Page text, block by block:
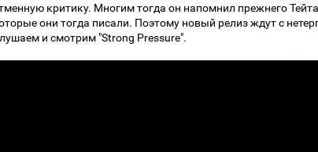
критику. Многим тогда он напомнил прежнего
они тогда писали. Поэтому новый релиз ждут с
и смотрим "Strong Pressure".